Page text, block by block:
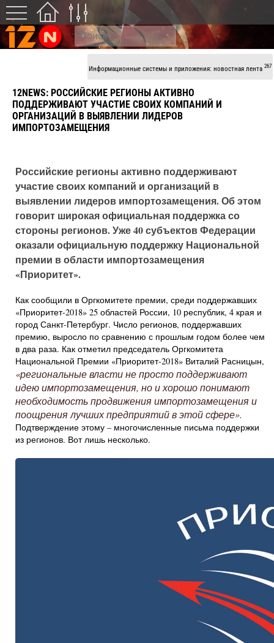
Информационные системы и приложения: новостная лента 267
12NEWS: РОССИЙСКИЕ РЕГИОНЫ АКТИВНО
ПОДДЕРЖИВАЮТ УЧАСТИЕ СВОИХ КОМПАНИЙ И
ОРГАНИЗАЦИЙ В ВЫЯВЛЕНИИ ЛИДЕРОВ
ИМПОРТОЗАМЕЩЕНИЯ
Российские регионы активно поддерживают
участие своих компаний и организаций в
выявлении лидеров импортозамещения. Об этом
говорит широкая официальная поддержка со
стороны регионов. Уже 40 субъектов Федерации
оказали официальную поддержку Национальной
премии в области импортозамещения
«Приоритет».
Как сообщили в Оргкомитете премии, среди поддержавших
«Приоритет-2018» 25 областей России, 10 республик, 4 края и
город Санкт-Петербург. Число регионов, поддержавших
премию, выросло по сравнению с прошлым годом более чем
в два раза. Как отметил председатель Оргкомитета
Национальной Премии «Приоритет-2018» Виталий Расницын,
«региональные власти не просто поддерживают
идею импортозамещения, но и хорошо понимают
необходимость продвижения импортозамещения и
поощрения лучших предприятий в этой сфере».
Подтверждение этому – многочисленные письма поддержки
из регионов. Вот лишь несколько.